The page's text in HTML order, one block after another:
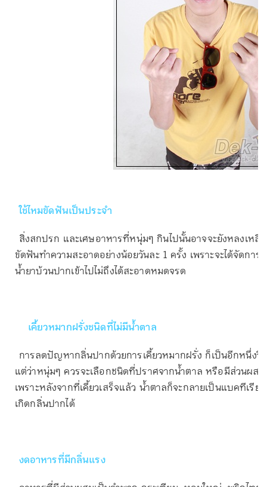
ใช้ไหมขัดฟันเป็นประจำ
สิ่งสกปรก และเศษอาหารที่หนุ่มๆ กินไปนั้นอาจจะยังหลงเหลื
ขัดฟันทำความสะอาดอย่างน้อยวันละ 1 ครั้ง เพราะจะได้จัดก
น้ำยาบ้วนปากเข้าไปไม่ถึงได้สะอาดหมดจรด
เคี้ยวหมากฝรั่งชนิดที่ไม่มีน้ำตาล
การลดปัญหากลิ่นปากด้วยการเคี้ยวหมากฝรั่ง ก็เป็นอีกหนึ่งวิ
แต่ว่าหนุ่มๆ ควรจะเลือกชนิดที่ปราศจากน้ำตาล หรือมีส่วนผส
เพราะหลังจากที่เคี้ยวเสร็จแล้ว น้ำตาลก็จะกลายเป็นแบคทีเรี
เกิดกลิ่นปากได้
งดอาหารที่มีกลิ่นแรง